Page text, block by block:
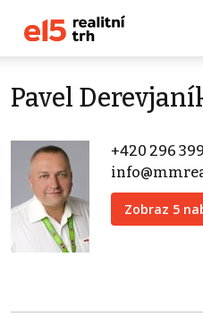
Pavel
+420 296
Zobraz 5